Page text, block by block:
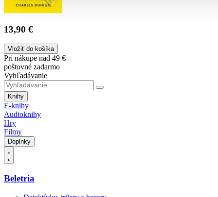
13,90 €
Vložiť do košíka
Pri nákupe nad 49 €
poštovné zadarmo
Vyhľadávanie
Knihy
E-knihy
Audioknihy
Hry
Filmy
Doplnky
Beletria